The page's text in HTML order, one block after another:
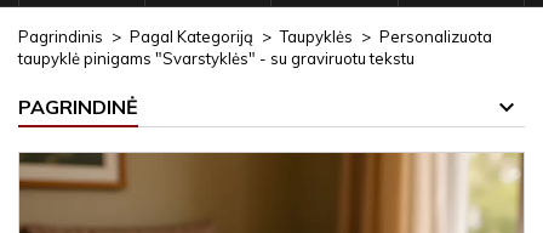
Pagrindinis Pagal Kategoriją Taupyklės
Personalizuota
taupyklė pinigams "Svarstyklės" - su graviruotu tekstu
PAGRINDINĖ